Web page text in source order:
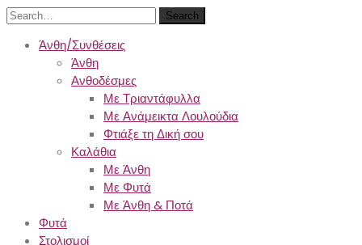
Search
Άνθη/Συνθέσεις
Άνθη
Ανθοδέσμες
Με Τριαντάφυλλα
Με Ανάμεικτα Λουλούδια
Φτιάξε τη Δική σου
Καλάθια
Με Άνθη
Με Φυτά
Με Άνθη & Ποτά
Φυτά
Στολισμοί